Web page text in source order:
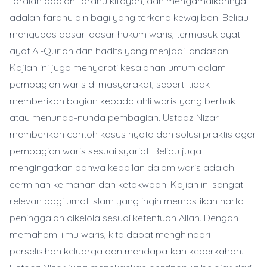
adalah fardhu ain bagi yang terkena kewajiban. Beliau
mengupas dasar-dasar hukum waris, termasuk ayat-
ayat Al-Qur'an dan hadits yang menjadi landasan.
Kajian ini juga menyoroti kesalahan umum dalam
pembagian waris di masyarakat, seperti tidak
memberikan bagian kepada ahli waris yang berhak
atau menunda-nunda pembagian. Ustadz Nizar
memberikan contoh kasus nyata dan solusi praktis agar
pembagian waris sesuai syariat. Beliau juga
mengingatkan bahwa keadilan dalam waris adalah
cerminan keimanan dan ketakwaan. Kajian ini sangat
relevan bagi umat Islam yang ingin memastikan harta
peninggalan dikelola sesuai ketentuan Allah. Dengan
memahami ilmu waris, kita dapat menghindari
perselisihan keluarga dan mendapatkan keberkahan.